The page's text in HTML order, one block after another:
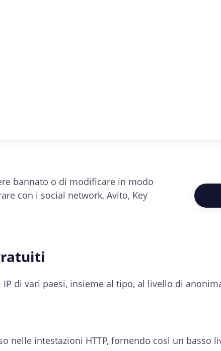
bannato o di modificare in modo
con i social network, Avito, Key
di vari paesi, insieme al tipo, al livello di
nelle intestazioni HTTP, fornendo così un basso